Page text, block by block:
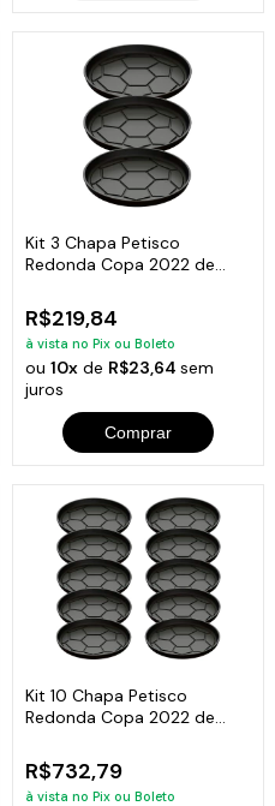
Kit 3 Chapa Petisco
Redonda Copa 2022 de
R$219,84
à vista no Pix ou Boleto
ou 10xde R$23,64 sem
juros
Comprar
Kit 10 Chapa Petisco
Redonda Copa 2022 de
R$732,79
à vista no Pix ou Boleto